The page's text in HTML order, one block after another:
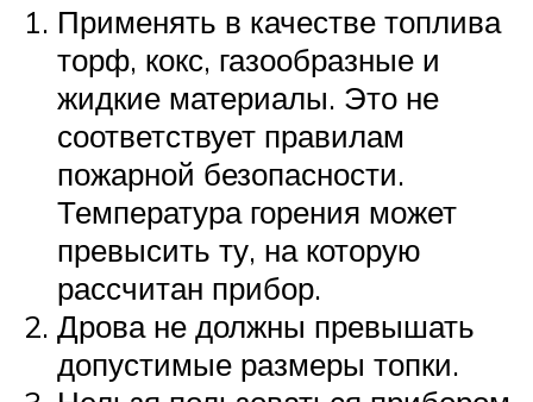
Применять в качестве топлива
торф, кокс, газообразные и
жидкие материалы. Это не
соответствует правилам
пожарной безопасности.
Температура горения может
превысить ту, на которую
рассчитан прибор.
Дрова не должны превышать
допустимые размеры топки.